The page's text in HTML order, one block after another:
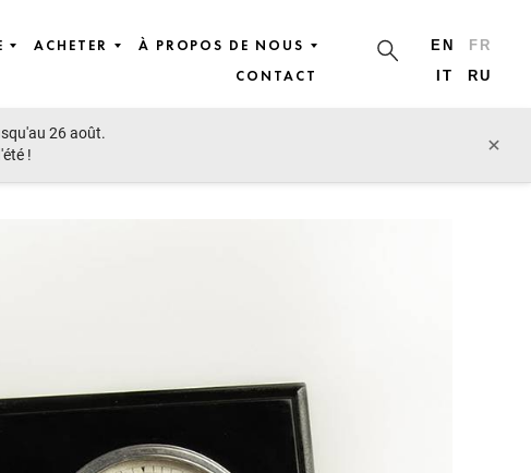
ACHETER
À PROPOS DE NOUS
CONTACT
EN
FR
IT
RU
26 août.
!
×